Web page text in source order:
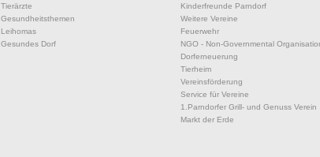
Tierärzte
Gesundheitsthemen
Leihomas
Gesundes Dorf
Kinderfreunde Parndorf
Weitere Vereine
Feuerwehr
NGO - Non-Governmental
Dorferneuerung
Tierheim
Vereinsförderung
Service für Vereine
1.Parndorfer Grill- und Genuss Verein
Markt der Erde